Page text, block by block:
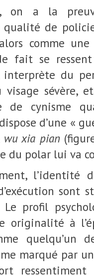
on a la
de
comme
fait se ressent
interprète du
sévère,
de cynisme
d’une «
wu xia pian
du polar lui va
l’identité
sont
Le profil
originalité à
quelqu’un
marqué par
ressentiment